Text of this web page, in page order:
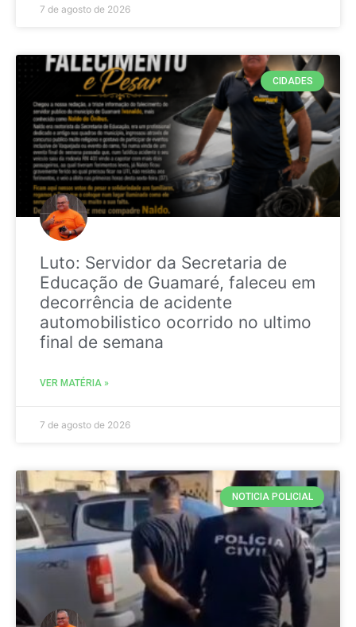
7 de agosto de 2026
CIDADES
Luto: Servidor da Secretaria de
Educação de Guamaré, faleceu em
decorrência de acidente
automobilistico ocorrido no ultimo
final de semana
VER MATÉRIA »
7 de agosto de 2026
NOTICIA POLICIAL